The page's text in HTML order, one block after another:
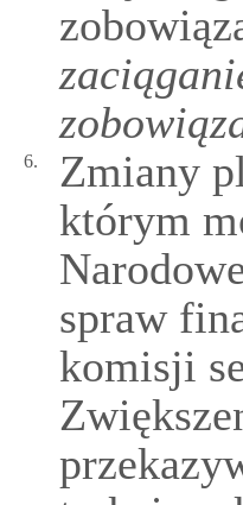
6.
Zmiany
którym
spraw
komisji